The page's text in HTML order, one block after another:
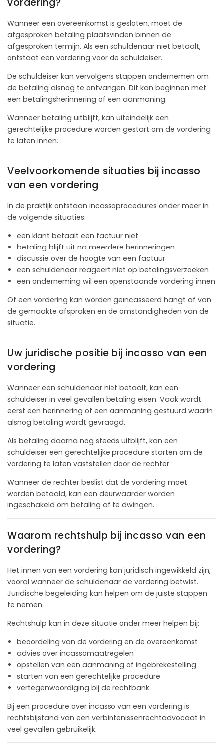
Wanneer een overeenkomst is gesloten, moet de
afgesproken betaling plaatsvinden binnen de
afgesproken termijn. Als een schuldenaar niet betaalt,
ontstaat een vordering voor de schuldeiser.
De schuldeiser kan vervolgens stappen ondernemen om
de betaling alsnog te ontvangen. Dit kan beginnen met
een betalingsherinnering of een aanmaning.
Wanneer betaling uitblijft, kan uiteindelijk een
gerechtelijke procedure worden gestart om de vordering
te laten innen.
Veelvoorkomende situaties bij incasso
van een vordering
In de praktijk ontstaan incassoprocedures onder meer in
de volgende situaties:
een klant betaalt een factuur niet
betaling blijft uit na meerdere herinneringen
discussie over de hoogte van een factuur
een schuldenaar reageert niet op betalingsverzoeken
een onderneming wil een openstaande vordering innen
Of een vordering kan worden geïncasseerd hangt af van
de gemaakte afspraken en de omstandigheden van de
situatie.
Uw juridische positie bij incasso van een
vordering
Wanneer een schuldenaar niet betaalt, kan een
schuldeiser in veel gevallen betaling eisen. Vaak wordt
eerst een herinnering of een aanmaning gestuurd waarin
alsnog betaling wordt gevraagd.
Als betaling daarna nog steeds uitblijft, kan een
schuldeiser een gerechtelijke procedure starten om de
vordering te laten vaststellen door de rechter.
Wanneer de rechter beslist dat de vordering moet
worden betaald, kan een deurwaarder worden
ingeschakeld om betaling af te dwingen.
Waarom rechtshulp bij incasso van een
vordering?
Het innen van een vordering kan juridisch ingewikkeld zijn,
vooral wanneer de schuldenaar de vordering betwist.
Juridische begeleiding kan helpen om de juiste stappen
te nemen.
Rechtshulp kan in deze situatie onder meer helpen bij:
beoordeling van de vordering en de overeenkomst
advies over incassomaatregelen
opstellen van een aanmaning of ingebrekestelling
starten van een gerechtelijke procedure
vertegenwoordiging bij de rechtbank
Bij een procedure over incasso van een vordering is
rechtsbijstand van een verbintenissenrechtadvocaat in
veel gevallen gebruikelijk.